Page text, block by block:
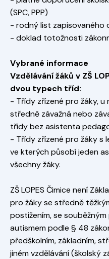
(SPC, PPP)
- rodný list zapisovaného
- doklad totožnosti
Vybrané informace
Vzdělávání žáků v ZŠ
dvou typech tříd:
- Třídy zřízené pro žáky, u
středně závažná nebo
třídy bez asistenta
- Třídy zřízené pro žáky s
ve kterých působí jeden
všechny žáky.
ZŠ LOPES Čimice není
pro žáky se středně
postižením, se
autismem podle § 48
předškolním, základním,
jiném vzdělávání (školský